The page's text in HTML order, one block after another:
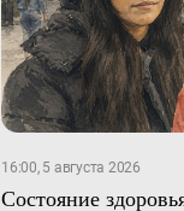
16:00, 5 августа 2026
Состояние